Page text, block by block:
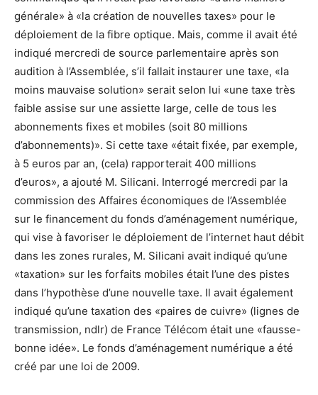
générale» à «la création de nouvelles taxes» pour le
déploiement de la fibre optique. Mais, comme il avait été
indiqué mercredi de source parlementaire après son
audition à l’Assemblée, s’il fallait instaurer une taxe, «la
moins mauvaise solution» serait selon lui «une taxe très
faible assise sur une assiette large, celle de tous les
abonnements fixes et mobiles (soit 80 millions
d’abonnements)». Si cette taxe «était fixée, par exemple,
à 5 euros par an, (cela) rapporterait 400 millions
d’euros», a ajouté M. Silicani. Interrogé mercredi par la
commission des Affaires économiques de l’Assemblée
sur le financement du fonds d’aménagement numérique,
qui vise à favoriser le déploiement de l’internet haut débit
dans les zones rurales, M. Silicani avait indiqué qu’une
«taxation» sur les forfaits mobiles était l’une des pistes
dans l’hypothèse d’une nouvelle taxe. Il avait également
indiqué qu’une taxation des «paires de cuivre» (lignes de
transmission, ndlr) de France Télécom était une «fausse-
bonne idée». Le fonds d’aménagement numérique a été
créé par une loi de 2009.